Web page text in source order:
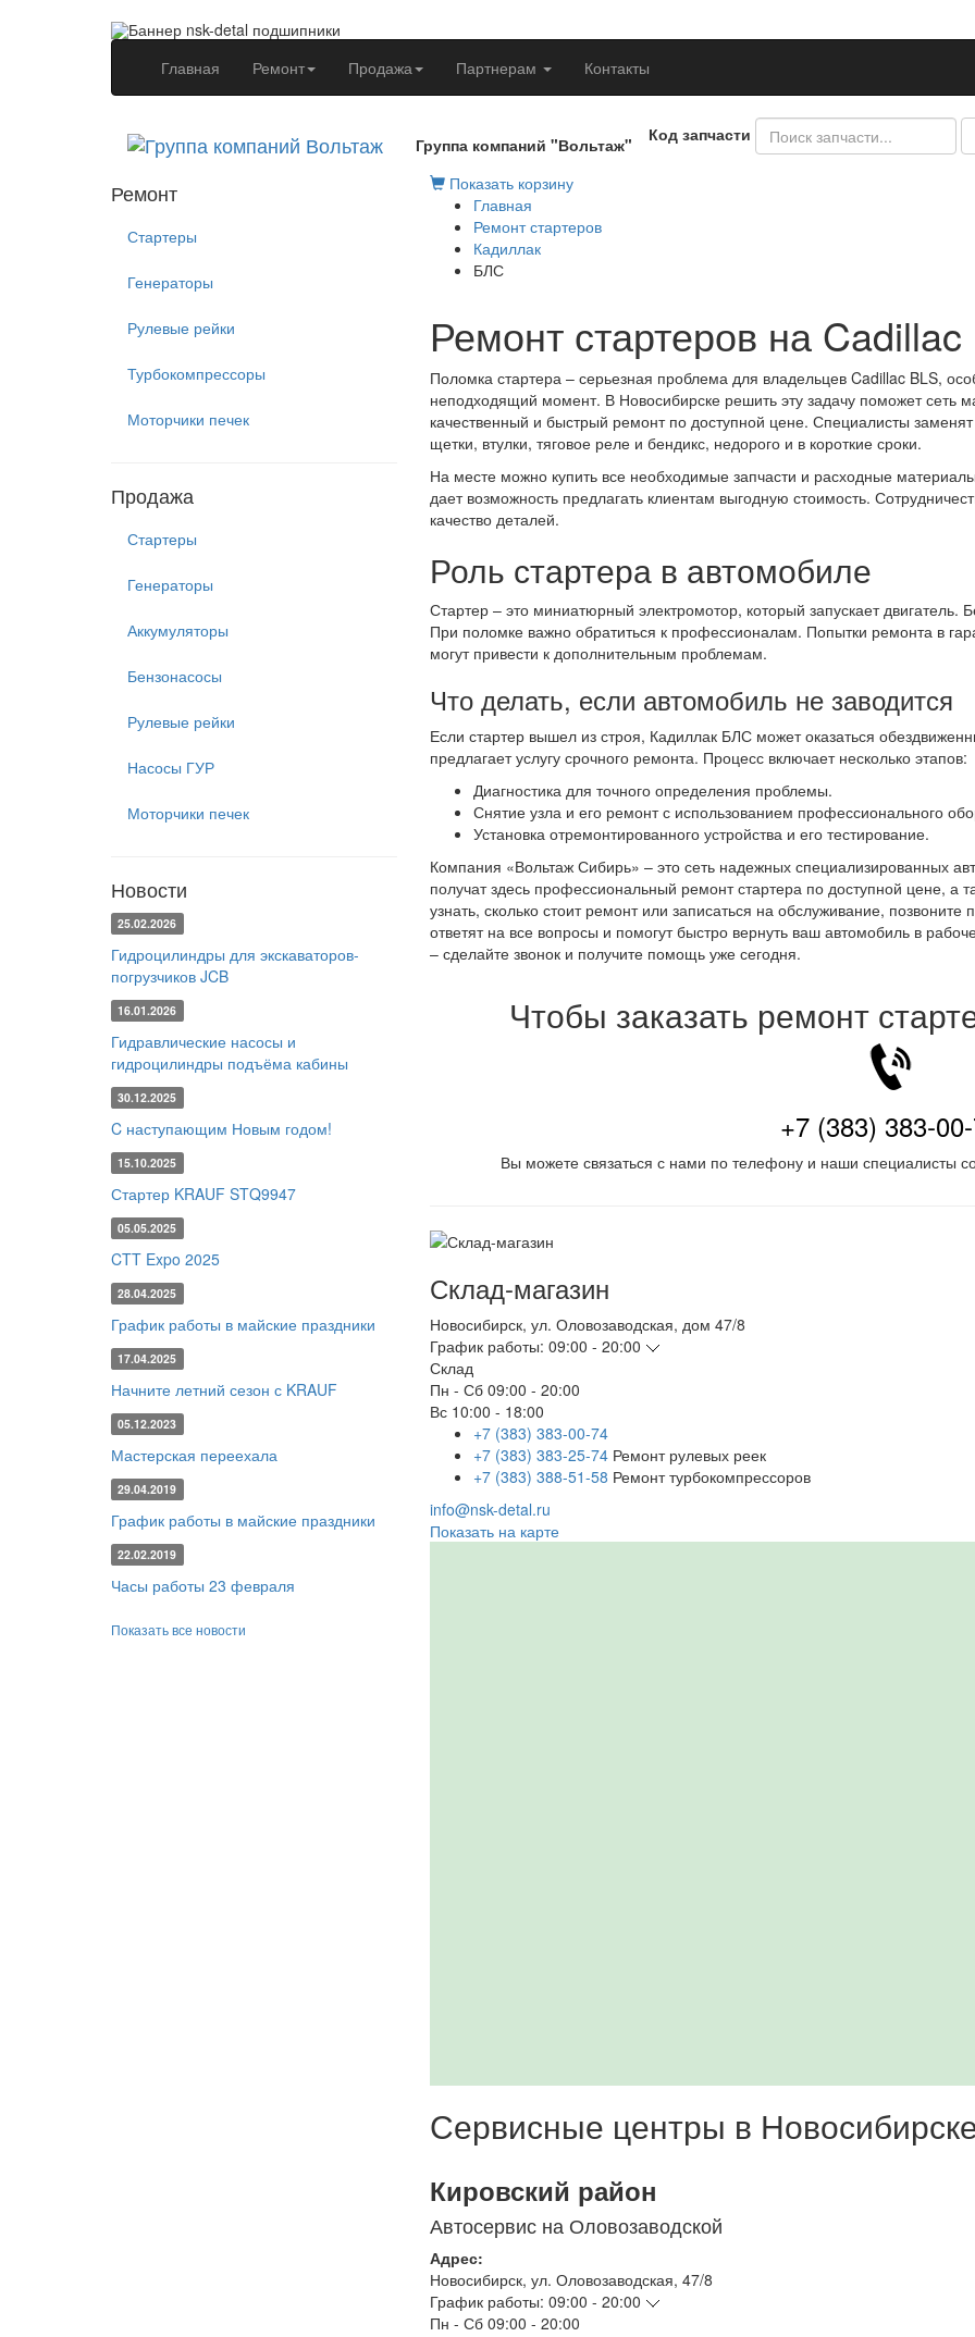
Главная (current)Ремонт Продажа Партнерам Контакты
Группа компаний "Вольтаж"
Код запчасти
Ремонт
Стартеры
Генераторы
Рулевые рейки
Турбокомпрессоры
Моторчики печек
Продажа
Стартеры
Генераторы
Аккумуляторы
Бензонасосы
Рулевые рейки
Насосы ГУР
Моторчики печек
Новости
25.02.2026
Гидроцилиндры для экскаваторов-
погрузчиков JCB
16.01.2026
Гидравлические насосы и
гидроцилиндры подъёма кабины
30.12.2025
C наступающим Новым годом!
15.10.2025
Стартер KRAUF STQ9947
05.05.2025
CTT Expo 2025
28.04.2025
График работы в майские праздники
17.04.2025
Начните летний сезон с KRAUF
05.12.2023
Мастерская переехала
29.04.2019
График работы в майские праздники
22.02.2019
Часы работы 23 февраля
Показать все новости
Показать корзину
Главная
Ремонт стартеров
Кадиллак
БЛС
Ремонт стартеров на
Поломка стартера – серьезная проблема для владельцев Cadillac BLS,
неподходящий момент. В Новосибирске решить эту задачу поможет сеть
качественный и быстрый ремонт по доступной цене. Специалисты
щетки, втулки, тяговое реле и бендикс, недорого и в короткие сроки.
На месте можно купить все необходимые запчасти и расходные
дает возможность предлагать клиентам выгодную стоимость.
качество деталей.
Роль стартера в автомобиле
Стартер – это миниатюрный электромотор, который запускает двигатель.
При поломке важно обратиться к профессионалам. Попытки ремонта в
могут привести к дополнительным проблемам.
Что делать, если автомобиль не заводится
Если стартер вышел из строя, Кадиллак БЛС может оказаться
предлагает услугу срочного ремонта. Процесс включает несколько этапов:
Диагностика для точного определения проблемы.
Снятие узла и его ремонт с использованием профессионального
Установка отремонтированного устройства и его тестирование.
Компания «Вольтаж Сибирь» – это сеть надежных специализированных
получат здесь профессиональный ремонт стартера по доступной цене, а
узнать, сколько стоит ремонт или записаться на обслуживание,
ответят на все вопросы и помогут быстро вернуть ваш автомобиль в
– сделайте звонок и получите помощь уже сегодня.
Чтобы заказать ремонт
+7 (383) 383-
Вы можете связаться с нами по телефону и наши специалисты
Склад-магазин
Новосибирск, ул. Оловозаводская, дом 47/8
График работы: 09:00 - 20:00
Склад
Пн - Сб 09:00 - 20:00
Вс 10:00 - 18:00
+7 (383) 383-00-74
+7 (383) 383-25-74 Ремонт рулевых реек
+7 (383) 388-51-58 Ремонт турбокомпрессоров
info@nsk-detal.ru
Показать на карте
Сервисные центры в
Кировский район
Автосервис на Оловозаводской
Адрес:
Новосибирск, ул. Оловозаводская, 47/8
График работы: 09:00 - 20:00
Пн - Сб 09:00 - 20:00